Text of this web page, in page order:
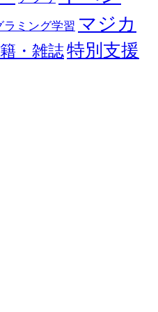
ラミング学習 マジカ
・雑誌特別支援